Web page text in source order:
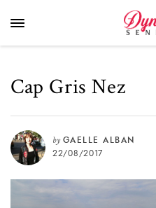
Cap Gris Nez
by GAELLE ALBAN
22/08/2017